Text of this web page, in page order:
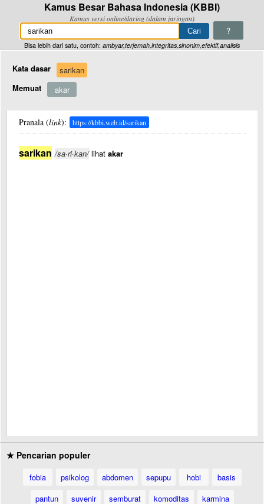
Kamus Besar Bahasa Indonesia (KBBI)
Kamus versi online/daring (dalam jaringan)
?
Bisa lebih dari satu, contoh: ambyar,terjemah,integritas,sinonim,efektif,analisis
Kata dasar
sarikan
Memuat
akar
Pranala (link): https://kbbi.web.id/sarikan
sarikan /sa·ri·kan/lihat akar
★ Pencarian populer
fobia psikolog abdomen sepupu hobi
basis
pantun
suvenir semburat komoditas
karmina